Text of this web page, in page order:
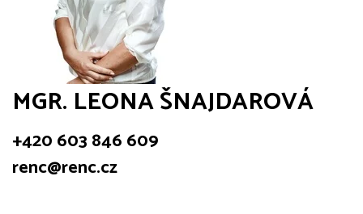
MGR. LEONA ŠNAJDAROVÁ
+420 603 846 609
renc@renc.cz